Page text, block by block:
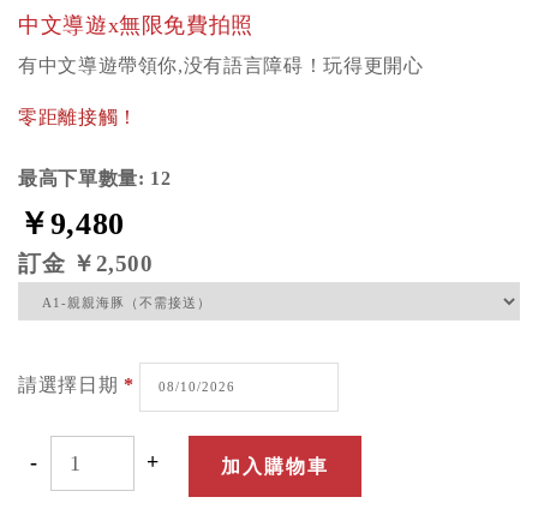
中文導遊x無限免費拍照
有中文導遊帶領你,没有語言障碍！玩得更開心
零距離接觸！
最高下單數量: 12
￥9,480
訂金 ￥2,500
請選擇日期 *
- +